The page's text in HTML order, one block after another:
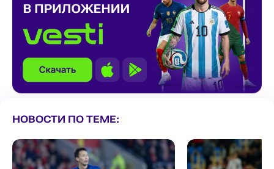
НОВОСТИ ПО ТЕМЕ: